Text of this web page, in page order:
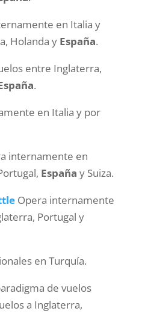
en Italia y
Holanda y España.
entre Inglaterra,
.
en Italia y por
internamente en
España y Suiza.
Opera internamente
Portugal y
en Turquía.
de vuelos
a Inglaterra,